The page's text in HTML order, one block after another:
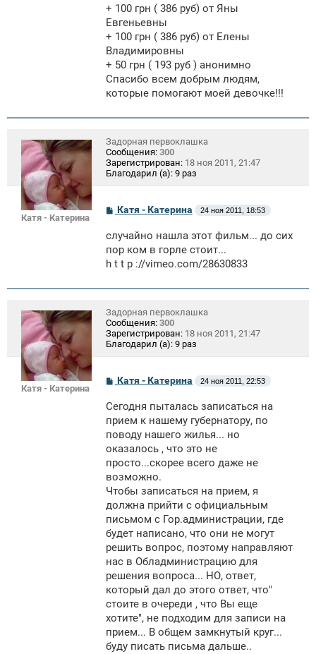
б
щ
е
н
и
е
+ 100 грн ( 386 руб) от Яны
Евгеньевны
+ 100 грн ( 386 руб) от Елены
Владимировны
+ 50 грн ( 193 руб ) анонимно
Спасибо всем добрым людям,
которые помогают моей девочке!!!
Катя - Катерина
Задорная первоклашка
Сообщения: 300
Зарегистрирован: 18 ноя 2011, 21:47
Благодарил (а): 9 раз
С
б
щ
н
е
Катя - Катерина 24 ноя 2011, 18:53
случайно нашла этот фильм... до сих
пор ком в горле стоит...
h t t p ://vimeo.com/28630833
Катя - Катерина
Задорная первоклашка
Сообщения: 300
Зарегистрирован: 18 ноя 2011, 21:47
Благодарил (а): 9 раз
С
б
щ
е
н
и
Катя - Катерина 24 ноя 2011, 22:53
Сегодня пыталась записаться на
прием к нашему губернатору, по
поводу нашего жилья... но
оказалось , что это не
просто...скорее всего даже не
возможно.
Чтобы записаться на прием, я
должна прийти с официальным
письмом с Гор.администрации, где
будет написано, что они не могут
решить вопрос, поэтому направляют
нас в Обладминистрацию для
решения вопроса... НО, ответ,
который дал до этого ответ, что"
стоите в очереди , что Вы еще
хотите", не подходим для записи на
прием... В общем замкнутый круг...
буду писать письма дальше..